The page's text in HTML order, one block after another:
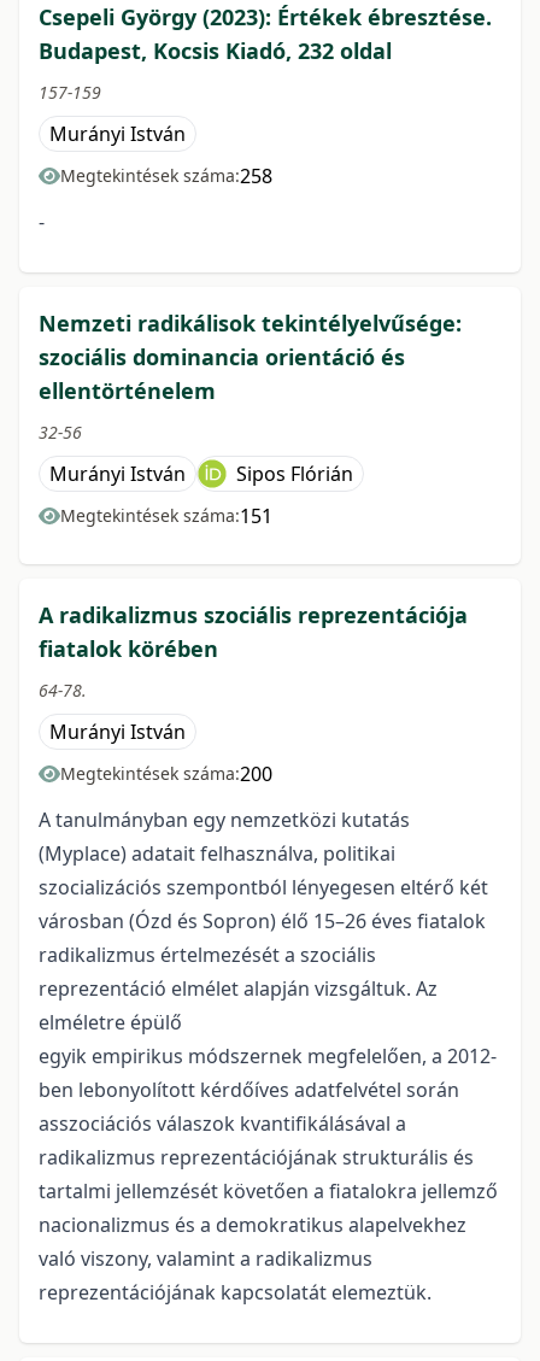
Csepeli György (2023): Értékek ébresztése.
Budapest, Kocsis Kiadó, 232 oldal
157-159
Murányi István
Megtekintések száma:258
-
Nemzeti radikálisok tekintélyelvűsége:
szociális dominancia orientáció és
ellentörténelem
32-56
Murányi István Sipos Flórián
Megtekintések száma:151
A radikalizmus szociális reprezentációja
fiatalok körében
64-78.
Murányi István
Megtekintések száma:200
A tanulmányban egy nemzetközi kutatás
(Myplace) adatait felhasználva, politikai
szocializációs szempontból lényegesen eltérő két
városban (Ózd és Sopron) élő 15–26 éves fiatalok
radikalizmus értelmezését a szociális
reprezentáció elmélet alapján vizsgáltuk. Az
elméletre épülő
egyik empirikus módszernek megfelelően, a 2012-
ben lebonyolított kérdőíves adatfelvétel során
asszociációs válaszok kvantifikálásával a
radikalizmus reprezentációjának strukturális és
tartalmi jellemzését követően a fiatalokra jellemző
nacionalizmus és a demokratikus alapelvekhez
való viszony, valamint a radikalizmus
reprezentációjának kapcsolatát elemeztük.